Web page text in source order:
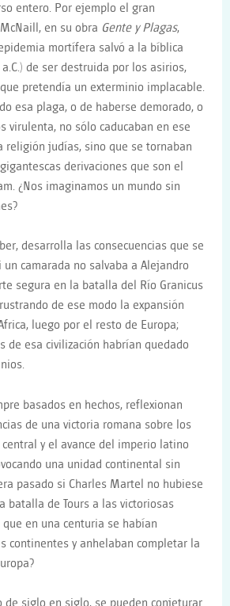
entero. Por ejemplo el gran
en su obra Gente y Plagas,
mortífera salvó a la bíblica
de ser destruida por los asirios,
pretendía un exterminio implacable.
esa plaga, o de haberse demorado, o
virulenta, no sólo caducaban en ese
religión judías, sino que se tornaban
derivaciones que son el
¿Nos imaginamos un mundo sin
desarrolla las consecuencias que se
camarada no salvaba a Alejandro
segura en la batalla del Río Granicus
de ese modo la expansión
luego por el resto de Europa;
de esa civilización habrían quedado
basados en hechos, reflexionan
de una victoria romana sobre los
central y el avance del imperio latino
una unidad continental sin
pasado si Charles Martel no hubiese
batalla de Tours a las victoriosas
en una centuria se habían
continentes y anhelaban completar la